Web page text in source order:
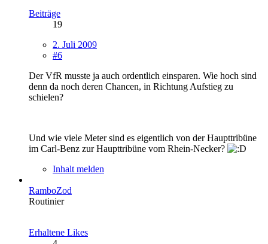
Beiträge
19
2. Juli 2009
#6
Der VfR musste ja auch ordentlich einsparen. Wie hoch sind
denn da noch deren Chancen, in Richtung Aufstieg zu
schielen?
Und wie viele Meter sind es eigentlich von der Haupttribüne
im Carl-Benz zur Haupttribüne vom Rhein-Necker?
Inhalt melden
RamboZod
Routinier
Erhaltene Likes